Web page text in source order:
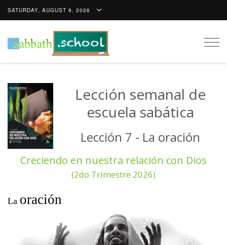
SATURDAY, AUGUST 8, 2026
Lección semanal de
escuela sabática
Lección 7 - La oración
Creciendo en nuestra relación con Dios
(2do Trimestre 2026)
La oración